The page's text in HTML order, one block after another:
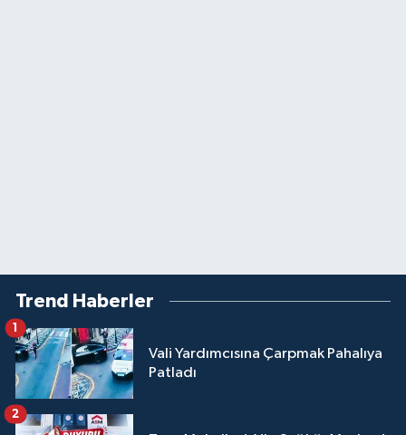
Trend Haberler
Vali Yardımcısına Çarpmak Pahalıya
Patladı
1
2